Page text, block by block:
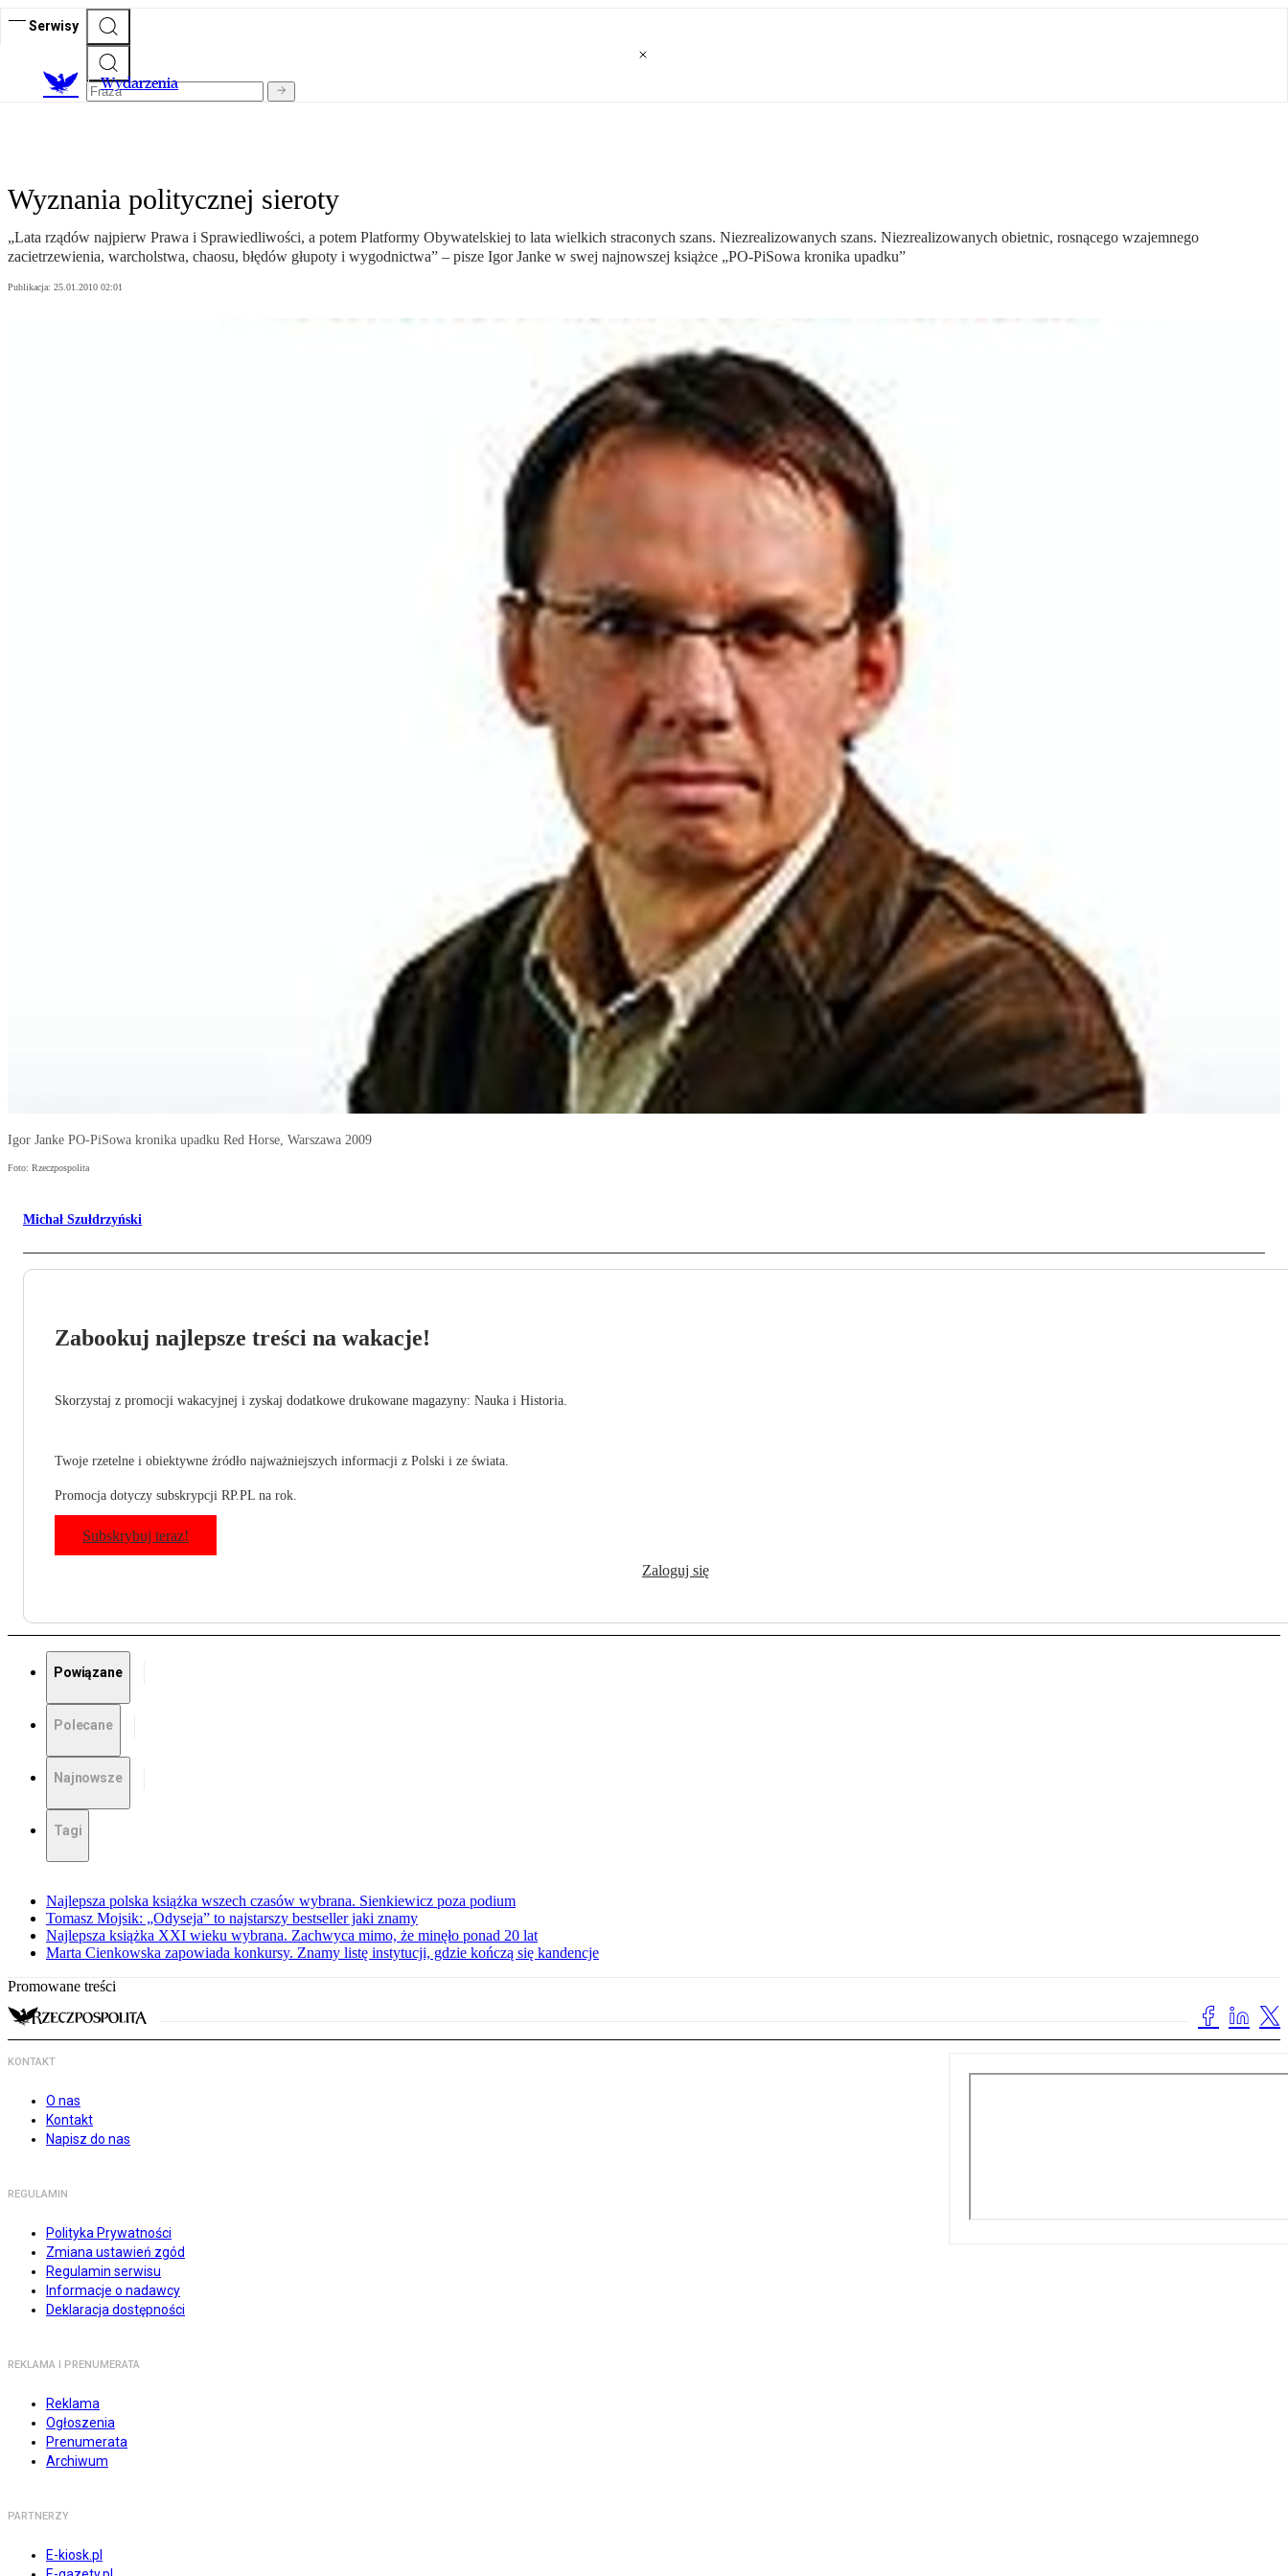
Serwisy
Wydarzenia
Wyznania politycznej sieroty
„Lata rządów najpierw Prawa i Sprawiedliwości, a potem Platformy Obywatelskiej to lata wielkich straconych szans. Niezrealizowanych szans. Niezrealizowanych obietnic, rosnącego wzajemnego
zacietrzewienia, warcholstwa, chaosu, błędów głupoty i wygodnictwa” – pisze Igor Janke w swej najnowszej książce „PO-PiSowa kronika upadku”
Publikacja: 25.01.2010 02:01
Igor Janke PO-PiSowa kronika upadku Red Horse, Warszawa 2009
Foto: Rzeczpospolita
Michał Szułdrzyński
Zabookuj najlepsze treści na wakacje!
Skorzystaj z promocji wakacyjnej i zyskaj dodatkowe drukowane magazyny: Nauka i Historia.
Twoje rzetelne i obiektywne źródło najważniejszych informacji z Polski i ze świata.
Promocja dotyczy subskrypcji RP.PL na rok.
Subskrybuj teraz!
Zaloguj się
Powiązane
Polecane
Najnowsze
Tagi
Najlepsza polska książka wszech czasów wybrana. Sienkiewicz poza podium
Tomasz Mojsik: „Odyseja” to najstarszy bestseller jaki znamy
Najlepsza książka XXI wieku wybrana. Zachwyca mimo, że minęło ponad 20 lat
Marta Cienkowska zapowiada konkursy. Znamy listę instytucji, gdzie kończą się kandencje
Promowane treści
KONTAKT
O nas
Kontakt
Napisz do nas
REGULAMIN
Polityka Prywatności
Zmiana ustawień zgód
Regulamin serwisu
Informacje o nadawcy
Deklaracja dostępności
REKLAMA I PRENUMERATA
Reklama
Ogłoszenia
Prenumerata
Archiwum
PARTNERZY
E-kiosk.pl